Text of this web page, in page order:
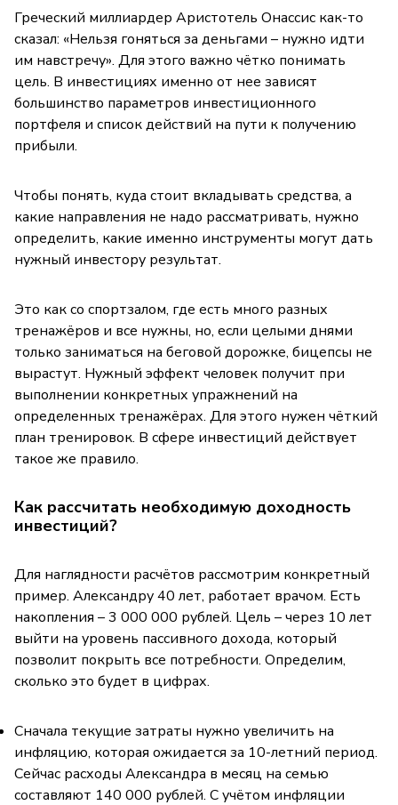
Греческий миллиардер Аристотель Онассис как-то
сказал: «Нельзя гоняться за деньгами – нужно идти
им навстречу». Для этого важно чётко понимать
цель. В инвестициях именно от нее зависят
большинство параметров инвестиционного
портфеля и список действий на пути к получению
прибыли.
Чтобы понять, куда стоит вкладывать средства, а
какие направления не надо рассматривать, нужно
определить, какие именно инструменты могут дать
нужный инвестору результат.
Это как со спортзалом, где есть много разных
тренажёров и все нужны, но, если целыми днями
только заниматься на беговой дорожке, бицепсы не
вырастут. Нужный эффект человек получит при
выполнении конкретных упражнений на
определенных тренажёрах. Для этого нужен чёткий
план тренировок. В сфере инвестиций действует
такое же правило.
Как рассчитать необходимую доходность
инвестиций?
Для наглядности расчётов рассмотрим конкретный
пример. Александру 40 лет, работает врачом. Есть
накопления – 3 000 000 рублей. Цель – через 10 лет
выйти на уровень пассивного дохода, который
позволит покрыть все потребности. Определим,
сколько это будет в цифрах.
Сначала текущие затраты нужно увеличить на
инфляцию, которая ожидается за 10-летний период.
Сейчас расходы Александра в месяц на семью
составляют 140 000 рублей. С учётом инфляции